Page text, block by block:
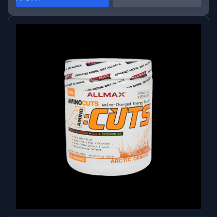
πρωτεΐνης είτε υδατανθράκων από μόνες τους
(ειδικά μετά από προπόνηση με αντιστάσεις).1
Ιδανικό για άτομα που επιθυμούν να κερδίσουν
βάρος και να συσσωρεύσουν άλιπη μάζα
Αυξάνει την αναβολική απόκριση (και το χρόνο
αποκατάστασης) μετά από έντονη άσκηση
Περιέχει συμπύκνωμα πρωτεΐνης ορού γάλακτος και
ινσουλινογόνους υδατάνθρακες για την προώθηση
της μυϊκής οικοδόμησης και της αναπλήρωσης του
Έρχεται σε νόστιμη γεύση σοκολάτας και
αναμιγνύεται εύκολα
Εύκολη πηγή θερμίδων και απλή στην πέψη
συμπλήρωμα μαζικής αύξησης στην αγορά;